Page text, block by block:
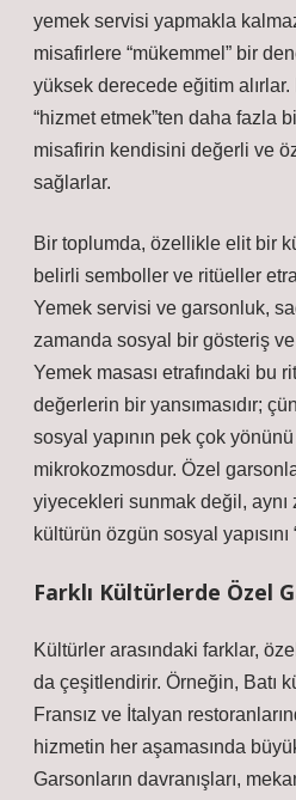
yemek servisi yapmakla
misafirlere “mükemmel” bir
yüksek derecede eğitim
“hizmet etmek”ten daha fazla
misafirin kendisini değerli ve
sağlarlar.
Bir toplumda, özellikle elit bir
belirli semboller ve ritüeller
Yemek servisi ve garsonluk,
zamanda sosyal bir gösteriş
Yemek masası etrafındaki bu
değerlerin bir yansımasıdır;
sosyal yapının pek çok
mikrokozmosdur. Özel
yiyecekleri sunmak değil, aynı
kültürün özgün sosyal yapısını
Farklı Kültürlerde Özel
Kültürler arasındaki farklar,
da çeşitlendirir. Örneğin, Batı
Fransız ve İtalyan
hizmetin her aşamasında
Garsonların davranışları,